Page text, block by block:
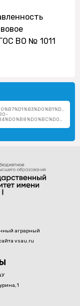
ВО № 1011
%D0%B2%D0%BB%D0%B0%D0%B4%D0%B8%D0%BC%D0%B8%D1%80%D0%BE%D0%B2%D0%BD%D0%B0/
аграрный
vsau.ru
1